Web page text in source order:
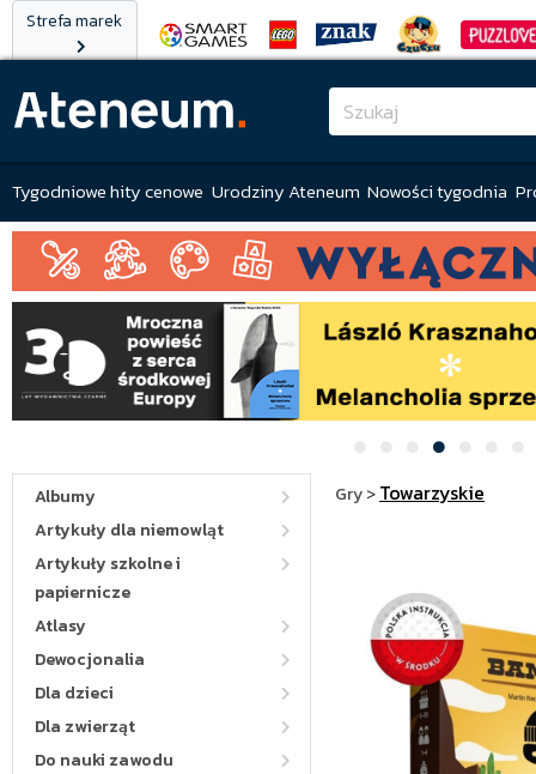
Strefa marek
Tygodniowe hity cenowe Urodziny Ateneum Nowości tygodnia
Albumy
Artykuły dla niemowląt
Artykuły szkolne i
papiernicze
Atlasy
Dewocjonalia
Dla dzieci
Dla zwierząt
Do nauki zawodu
Gry>Towarzyskie